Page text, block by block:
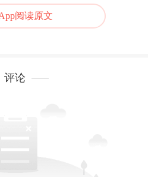
阅读原文
评论